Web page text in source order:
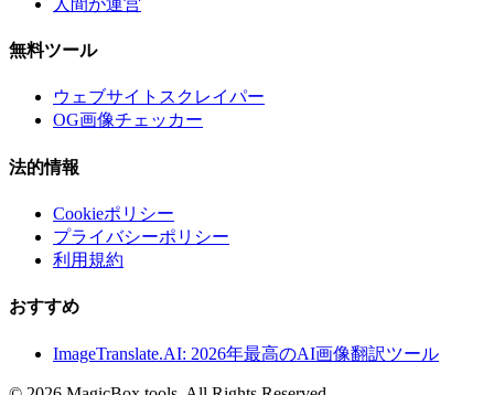
人間が運営
無料ツール
ウェブサイトスクレイパー
OG画像チェッカー
法的情報
Cookieポリシー
プライバシーポリシー
利用規約
おすすめ
ImageTranslate.AI: 2026年最高のAI画像翻訳ツール